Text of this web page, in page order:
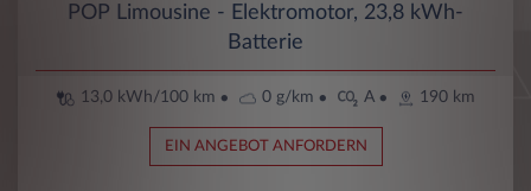
POP Limousine - Elektromotor, 23,8 kWh-
Batterie
13,0 kWh/100 km 0 g/km A 190 km
EIN ANGEBOT ANFORDERN